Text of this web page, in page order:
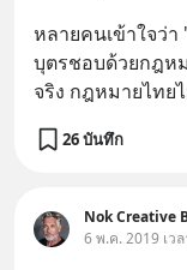
หลายคนเข้าใจว่
บุตรชอบด้วยกฎห
จริง กฎหมายไท
26 บันทึก
Nok Creative
6 พ.ค. 2019 เว